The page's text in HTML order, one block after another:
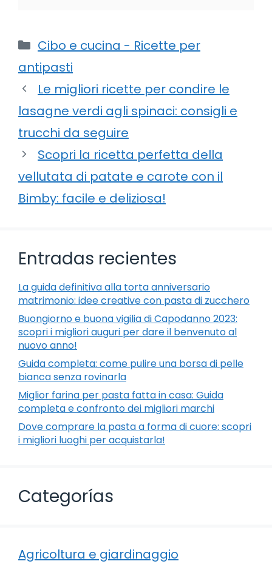
Categorie
Cibo e cucina - Ricette per
antipasti
Le migliori ricette per condire le
lasagne verdi agli spinaci: consigli e
trucchi da seguire
Scopri la ricetta perfetta della
vellutata di patate e carote con il
Bimby: facile e deliziosa!
Entradas recientes
La guida definitiva alla torta anniversario
matrimonio: idee creative con pasta di zucchero
Buongiorno e buona vigilia di Capodanno 2023:
scopri i migliori auguri per dare il benvenuto al
nuovo anno!
Guida completa: come pulire una borsa di pelle
bianca senza rovinarla
Miglior farina per pasta fatta in casa: Guida
completa e confronto dei migliori marchi
Dove comprare la pasta a forma di cuore: scopri
i migliori luoghi per acquistarla!
Categorías
Agricoltura e giardinaggio